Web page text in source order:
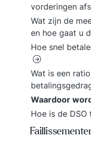
vorderingen
Wat zijn de
en hoe gaat u
Hoe snel
Wat is een
Waardoor
Hoe is de DSO